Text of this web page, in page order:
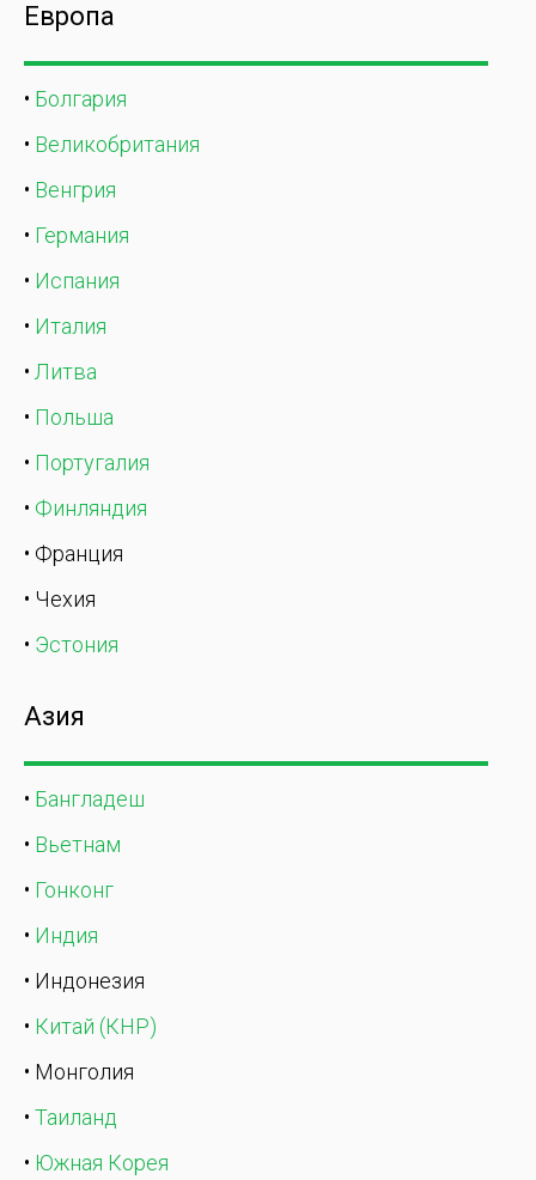
Европа
• Болгария
• Великобритания
• Венгрия
• Германия
• Испания
• Италия
• Литва
• Польша
• Португалия
• Финляндия
• Франция
• Чехия
• Эстония
Азия
• Бангладеш
• Вьетнам
• Гонконг
• Индия
• Индонезия
• Китай (КНР)
• Монголия
• Таиланд
• Южная Корея